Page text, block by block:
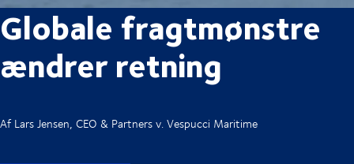
Globale fragtmønstre
ændrer retning
Af Lars Jensen, CEO & Partners v. Vespucci Maritime